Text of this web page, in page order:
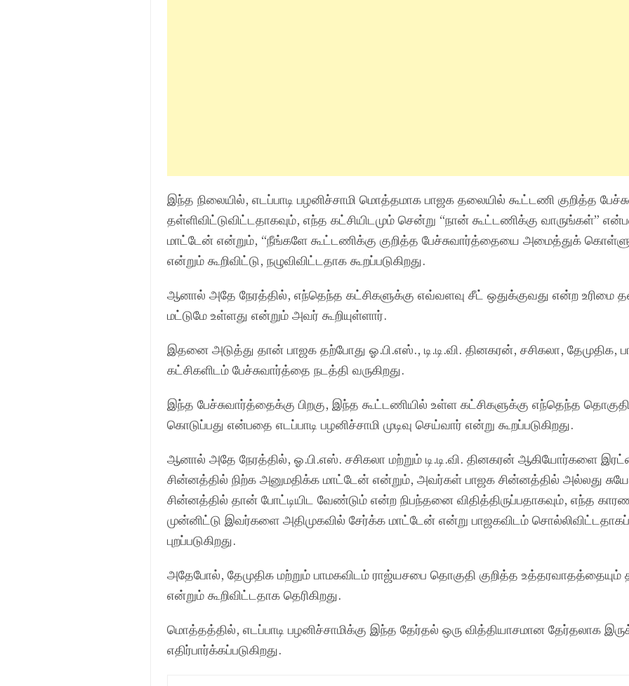
இந்த நிலையில், எடப்பாடி பழனிச்சாமி மொத்தமாக பாஜக தலையில் கூட்டணி குறித்த
தள்ளிவிட்டுவிட்டதாகவும், எந்த கட்சியிடமும் சென்று “நான் கூட்டணிக்கு வாருங்கள்”
மாட்டேன் என்றும், “நீங்களே கூட்டணிக்கு குறித்த பேச்சுவார்த்தையை அமைத்துக்
என்றும் கூறிவிட்டு, நழுவிவிட்டதாக கூறப்படுகிறது.
ஆனால் அதே நேரத்தில், எந்தெந்த கட்சிகளுக்கு எவ்வளவு சீட் ஒதுக்குவது என்ற உரிமை
மட்டுமே உள்ளது என்றும் அவர் கூறியுள்ளார்.
இதனை அடுத்து தான் பாஜக தற்போது ஓ.பி.எஸ்., டி.டி.வி. தினகரன், சசிகலா, தேமுதிக,
கட்சிகளிடம் பேச்சுவார்த்தை நடத்தி வருகிறது.
இந்த பேச்சுவார்த்தைக்கு பிறகு, இந்த கூட்டணியில் உள்ள கட்சிகளுக்கு எந்தெந்த
கொடுப்பது என்பதை எடப்பாடி பழனிச்சாமி முடிவு செய்வார் என்று கூறப்படுகிறது.
ஆனால் அதே நேரத்தில், ஓ.பி.எஸ். சசிகலா மற்றும் டி.டி.வி. தினகரன் ஆகியோர்களை
சின்னத்தில் நிற்க அனுமதிக்க மாட்டேன் என்றும், அவர்கள் பாஜக சின்னத்தில் அல்லது
சின்னத்தில் தான் போட்டியிட வேண்டும் என்ற நிபந்தனை விதித்திருப்பதாகவும், எந்த
முன்னிட்டு இவர்களை அதிமுகவில் சேர்க்க மாட்டேன் என்று பாஜகவிடம் சொல்லிவிட்டதாகப்
புறப்படுகிறது.
அதேபோல், தேமுதிக மற்றும் பாமகவிடம் ராஜ்யசபை தொகுதி குறித்த உத்தரவாதத்தையும்
என்றும் கூறிவிட்டதாக தெரிகிறது.
மொத்தத்தில், எடப்பாடி பழனிச்சாமிக்கு இந்த தேர்தல் ஒரு வித்தியாசமான தேர்தலாக
எதிர்பார்க்கப்படுகிறது.